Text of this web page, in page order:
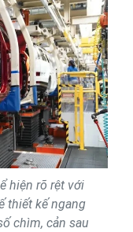
hiện rõ rệt với
thiết kế ngang
chìm, cản sau